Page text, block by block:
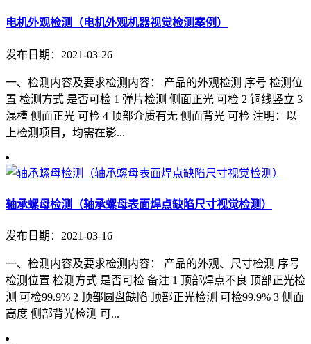
电机外观检测（电机外观机器视觉检测案例）
发布日期：2021-03-26
一、检测内容及要求检测内容： 产品的外观检测 序号 检测位
置 检测方式 是否可检 1 弹片检测 侧面正光 可检 2 铜线竖立 3
混槽 侧面正光 可检 4 顶部介质有无 侧面背光 可检 注明：以
上检测项目，均需在影...
轴承螺母检测（轴承螺母表面焊点缺陷尺寸视觉检测）
发布日期：2021-03-16
一、检测内容及要求检测内容： 产品的外观、尺寸检测 序号
检测位置 检测方式 是否可检 备注 1 顶部焊点不良 顶部正光检
测 可检99.9% 2 顶部圆盘缺陷 顶部正光检测 可检99.9% 3 侧面
高度 侧部背光检测 可...